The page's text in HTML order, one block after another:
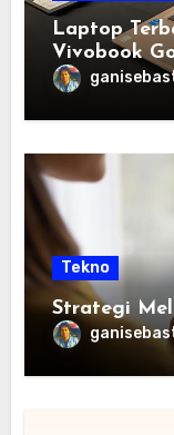
Laptop
Vivobook
Semua
Tekno
Strategi